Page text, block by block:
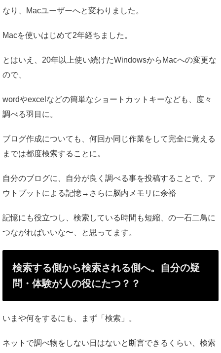
なり、Macユーザーへと変わりました。
Macを使いはじめて2年経ちました。
とはいえ、20年以上使い続けたWindowsからMacへの変更な
ので、
wordやexcelなどの簡単なショートカットキーなども、度々
調べる羽目に。
ブログ作成についても、何回か同じ作業をして完全に覚える
までは都度検索することに。
自分のブログに、自分が良く調べる事を投稿することで、ア
ウトプットによる記憶→さらに脳内メモリに余裕
記憶にも役立つし、検索している時間も短縮、の一石二鳥に
つながればいいな〜、と思ってます。
検索する側から検索される側へ。自分の疑
問・体験が人の役にたつ？？
いまや何をするにも、まず「検索」。
ネットで調べ物をしない日はないと断言できるくらい、検索